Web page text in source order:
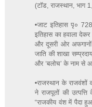
(टॉड, राजस्थान,
•जाट इतिहास पृ०
इतिहास का हवाला
और दूसरी ओर अफगानों
जाति की शाखा
और ‘बलोच’ के नाम से
•राजस्थान के
ने राजपूतों की
“राजकीय वंश में पैदा